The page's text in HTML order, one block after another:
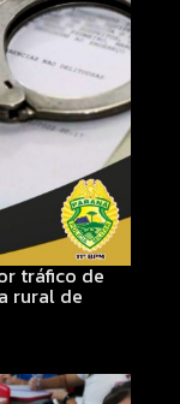
tráfico de
rural de